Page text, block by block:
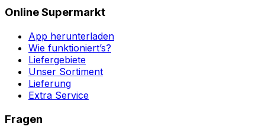
Online Supermarkt
App herunterladen
Wie funktioniert’s?
Liefergebiete
Unser Sortiment
Lieferung
Extra Service
Fragen